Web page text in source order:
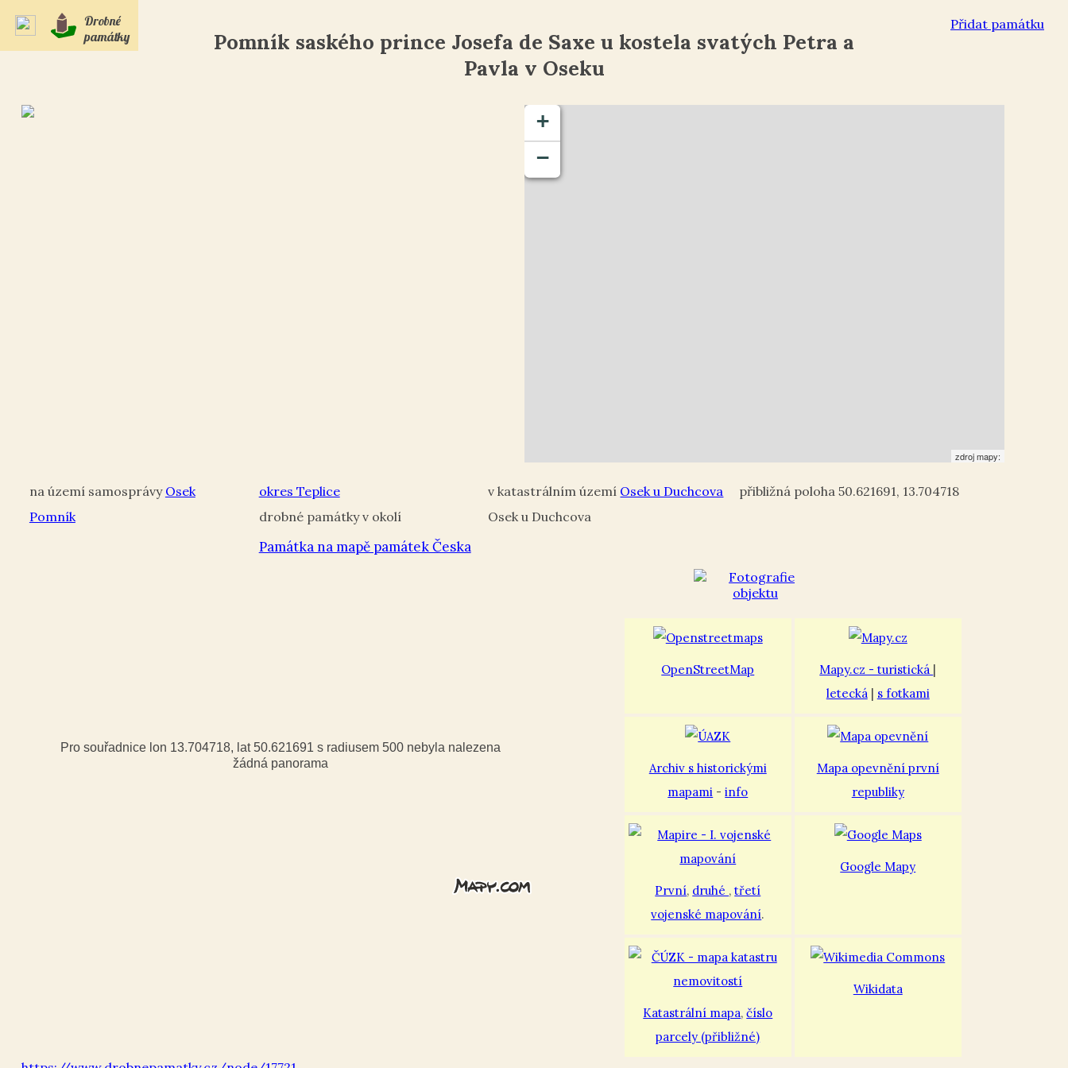
Přidat památku
Drobné
památky
Pomník saského prince Josefa de Saxe u kostela svatých Petra a
Pavla v Oseku
+
−
zdroj mapy:
Osek okres Teplice Osek u Duchcova 50.621691, 13.704718
Pomník
Památka na mapě památek Česka
Osek u Duchcova
Pro souřadnice lon 13.704718, lat 50.621691 s radiusem 500 nebyla nalezena
žádná panorama
OpenStreetMap Mapy.cz - turistická |
letecká| s fotkami
Archiv s historickými
mapami -info
Mapa opevnění první
republiky
První, druhé ,třetí
vojenské mapování.
Google Mapy
Katastrální mapa,číslo
parcely (přibližné)
Wikidata